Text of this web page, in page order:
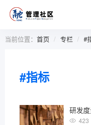
当前位置： 首页 专栏 #
#指标
研发
423